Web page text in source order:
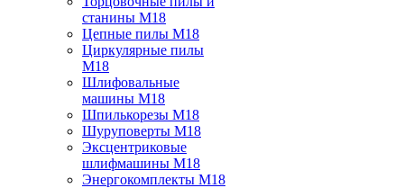
станины M18
Цепные пилы M18
Циркулярные пилы
M18
Шлифовальные
машины M18
Шпилькорезы M18
Шуруповерты M18
Эксцентриковые
шлифмашины M18
Энергокомплекты M18